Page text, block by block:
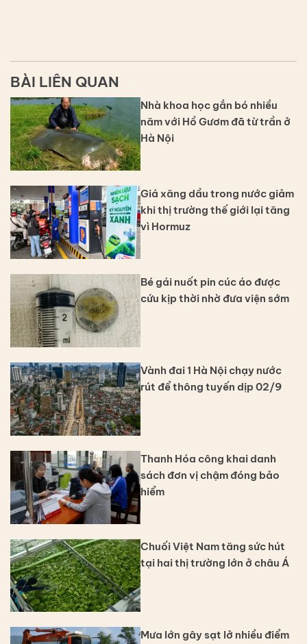
BÀI LIÊN QUAN
Nhà khoa học gắn bó nhiều
năm với Hồ Gươm đã từ trần ở
Hà Nội
Giá xăng dầu trong nước giảm
khi thị trường thế giới lại tăng
vì Hormuz
Bé gái nuốt pin cúc áo được
cứu kịp thời nhờ đưa viện sớm
Vành đai 1 Hà Nội chạy nước
rút để thông tuyến dịp 02/9
Thanh Hóa công khai danh
sách đơn vị chậm đóng bảo
hiểm
Chuối Việt Nam tăng sức hút
tại hai thị trường lớn ở châu Á
Mưa lớn gây sạt lở nhiều điểm